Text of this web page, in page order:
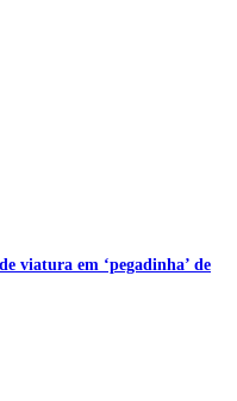
viatura em ‘pegadinha’ de